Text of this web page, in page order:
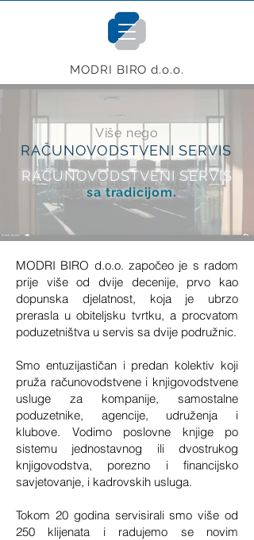
MODRI BIRO d.o.o.
Više nego
RAČUNOVODSTVENI SERVIS
RAČUNOVODSTVENI SERVIS
sa tradicijom.
MODRI BIRO d.o.o. započeo je s radom
prije više od dvije decenije, prvo kao
dopunska djelatnost, koja je ubrzo
prerasla u obiteljsku tvrtku, a procvatom
poduzetništva u servis sa dvije podružnic.
Smo entuzijastičan i predan kolektiv koji
pruža računovodstvene i knjigovodstvene
usluge za kompanije, samostalne
poduzetnike, agencije, udruženja i
klubove. Vodimo poslovne knjige po
sistemu jednostavnog ili dvostrukog
knjigovodstva, porezno i financijsko
savjetovanje, i kadrovskih usluga.
Tokom 20 godina servisirali smo više od
250 klijenata i radujemo se novim